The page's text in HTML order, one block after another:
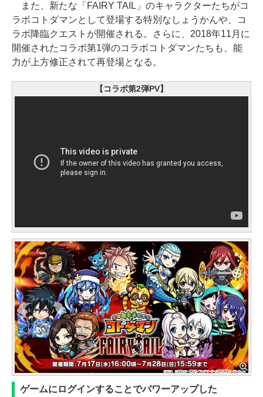
また、新たな「FAIRY TAIL」のキャラクターたちがコ
ラボコトダマンとして登場する特別なしょうかんや、コ
ラボ降臨クエストが開催される。さらに、2018年11月に
開催されたコラボ第1弾のコラボコトダマンたちも、能
力が上方修正されて再登場となる。
【コラボ第2弾PV】
ゲームにログインすることでパワーアップした